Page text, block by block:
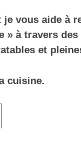
je vous aide à
» à travers
et
cuisine.